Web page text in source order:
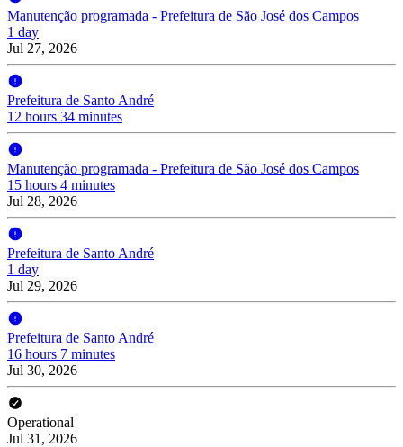
Manutenção programada - Prefeitura de São José dos Campos
1 day
Jul 27, 2026
Prefeitura de Santo André
12 hours 34 minutes
Manutenção programada - Prefeitura de São José dos Campos
15 hours 4 minutes
Jul 28, 2026
Prefeitura de Santo André
1 day
Jul 29, 2026
Prefeitura de Santo André
16 hours 7 minutes
Jul 30, 2026
Operational
Jul 31, 2026